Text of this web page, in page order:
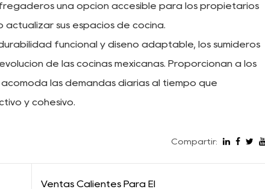
una opción accesible para los propietarios
sus espacios de cocina.
funcional y diseño adaptable, los sumideros
de las cocinas mexicanas. Proporcionan a los
las demandas diarias al tiempo que
y cohesivo.
Compartir:
Ventas Calientes Para El